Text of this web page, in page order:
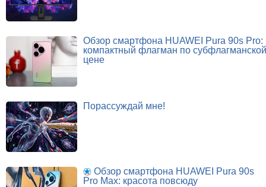
Обзор смартфона HUAWEI Pura 90s Pro:
компактный флагман по субфлагманской
цене
Порассуждай мне!
Обзор смартфона HUAWEI Pura 90s
Pro Max: красота повсюду